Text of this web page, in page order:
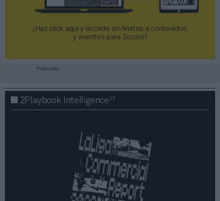
¡Haz click aquí y accede sin límites a contenidos
y eventos para Socios!​​​​​​​
Publicidad
2Playbook Intelligence2P